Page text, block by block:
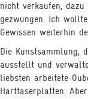
VR EXPERIENCE
nicht verkaufen,
gezwungen. Ich
Gewissen weiterhin
Die Kunstsammlung,
ausstellt und
liebsten arbeitete
Hartfaserplatten.